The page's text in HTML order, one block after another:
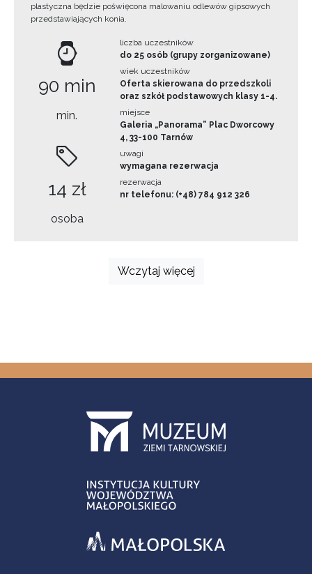
plastyczna będzie poświęcona malowaniu odlewów gipsowych
przedstawiających konia.
90 min
min.
14 zł
osoba
liczba uczestników
do 25 osób (grupy zorganizowane)
wiek uczestników
Oferta skierowana do przedszkoli
oraz szkół podstawowych klasy 1-4.
miejsce
Galeria „Panorama” Plac Dworcowy
4, 33-100 Tarnów
uwagi
wymagana rezerwacja
rezerwacja
nr telefonu: (+48) 784 912 326
Wczytaj więcej